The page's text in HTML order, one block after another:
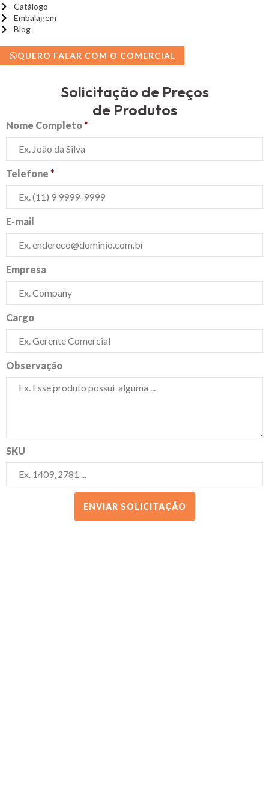
Catálogo
Embalagem
Blog
QUERO FALAR COM O COMERCIAL
Solicitação de Preços
de Produtos
Nome Completo*
Telefone *
E-mail
Empresa
Cargo
Observação
SKU
ENVIAR SOLICITAÇÃO